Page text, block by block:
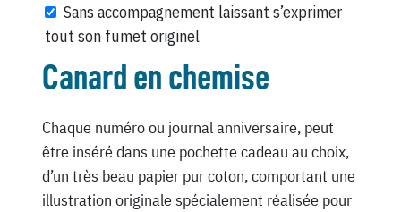
Sans accompagnement laissant s’exprimer
tout son fumet originel
Canard en chemise
Chaque numéro ou journal anniversaire, peut
être inséré dans une pochette cadeau au choix,
d’un très beau papier pur coton, comportant une
illustration originale spécialement réalisée pour